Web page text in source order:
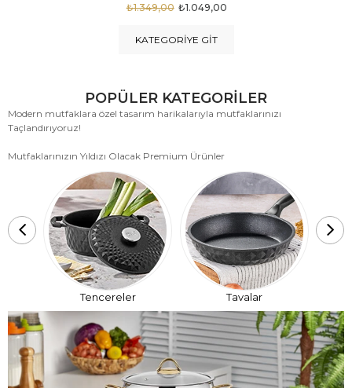
₺999,00
₺1.875,00
KATEGORIYE GIT
POPÜLER KATEGORİLER
Modern mutfaklara özel tasarım harikalarıyla mutfaklarınızı
Taçlandırıyoruz!
Mutfaklarınızın Yıldızı Olacak Premium Ürünler
Tencereler Tavalar